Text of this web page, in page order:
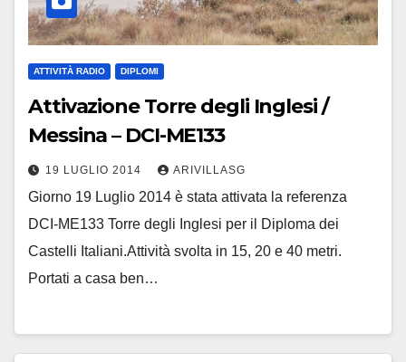
ATTIVITÀ RADIO DIPLOMI
Attivazione Torre degli Inglesi /
Messina – DCI-ME133
19 LUGLIO 2014 ARIVILLASG
Giorno 19 Luglio 2014 è stata attivata la referenza
DCI-ME133 Torre degli Inglesi per il Diploma dei
Castelli Italiani.Attività svolta in 15, 20 e 40 metri.
Portati a casa ben…